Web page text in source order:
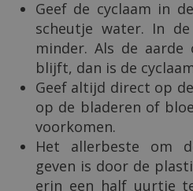
Geef de cyclaam in
scheutje water. In
minder. Als de
blijft, dan is de
Geef altijd direct op
op de bladeren of
voorkomen.
Het allerbeste om
geven is door de
erin een half uurtje